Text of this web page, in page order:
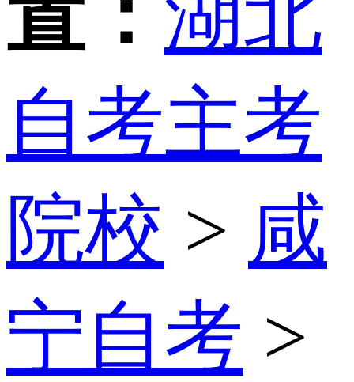
自考主考
院校 > 咸
宁自考 >